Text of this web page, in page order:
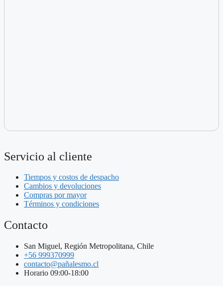
Servicio al cliente
Tiempos y costos de despacho
Cambios y devoluciones
Compras por mayor
Términos y condiciones
Contacto
San Miguel, Región Metropolitana, Chile
+56 999370999
contacto@pañalesmo.cl
Horario 09:00-18:00